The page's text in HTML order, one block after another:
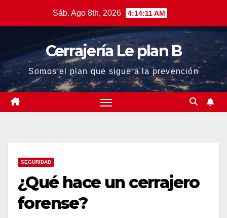
Sáb. Ago 8th, 2026 4:14:11 AM
Cerrajería Le plan B
Somos el plan que sigue a la prevención
SEGURIDAD
¿Qué hace un cerrajero
forense?